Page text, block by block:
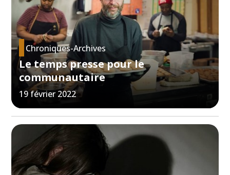
Chroniques-Archives
Le temps presse pour le
communautaire
19 février 2022